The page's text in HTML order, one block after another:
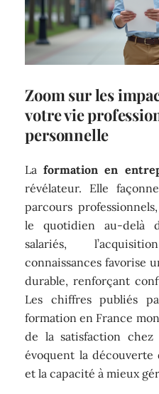
Zoom sur les
votre vie
personnelle
Laformation en
révélateur. Elle
parcours
le quotidien au-delà
salariés,
connaissances favorise
durable, renforçant
Les chiffres publiés
formation en France
de la satisfaction chez
évoquent la
et la capacité à mieux